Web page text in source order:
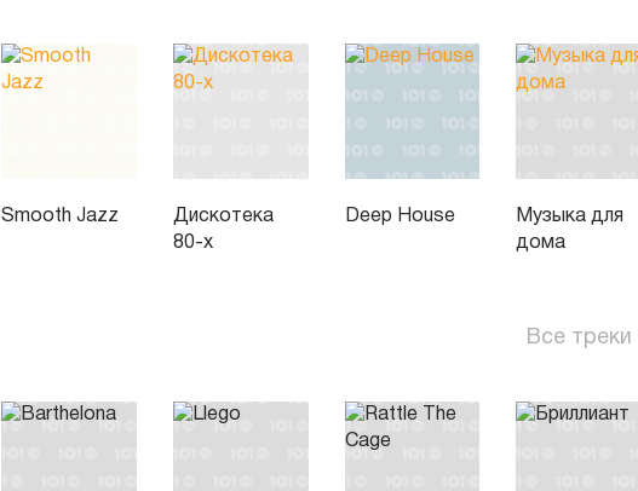
Smooth Jazz
Дискотека
80-х
Deep House
Музыка для
дома
Все треки